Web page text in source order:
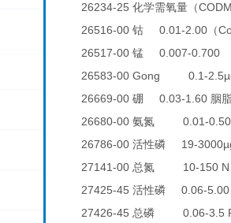
26234-25 化学需氧量（
26516-00 钴 0.01-2.00 （
26517-00 锰 0.007-0.700
26583-00 Gong 0.1-
26669-00 硼 0.03-1.60 胭
26680-00 氨氮 0.01-0.50
26786-00 活性磷 19-
27141-00 总氮 10-150 N
27425-45 活性磷 0.06-
27426-45 总磷 0.06-3.5